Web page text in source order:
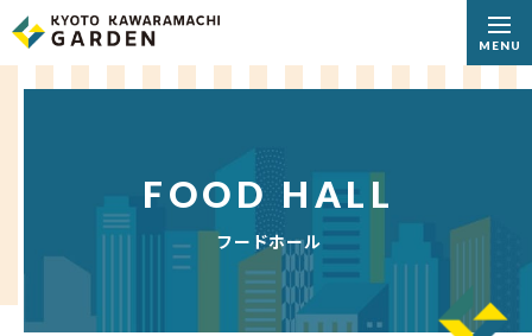
MENU
FOOD HALL
フードホール